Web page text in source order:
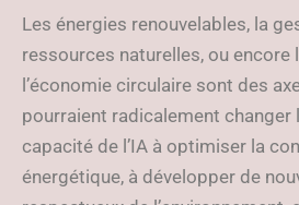
Les énergies renouvelables, la
ressources naturelles, ou encore
l’économie circulaire sont des
pourraient radicalement changer
capacité de l’IA à optimiser la
énergétique, à développer de